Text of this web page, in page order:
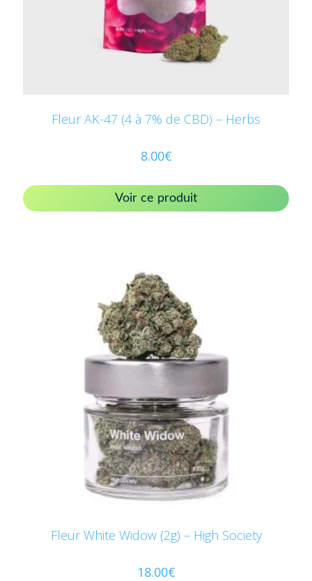
Fleur AK-47 (4 à 7% de CBD) – Herbs
8.00€
Voir ce produit
Fleur White Widow (2g) – High Society
18.00€